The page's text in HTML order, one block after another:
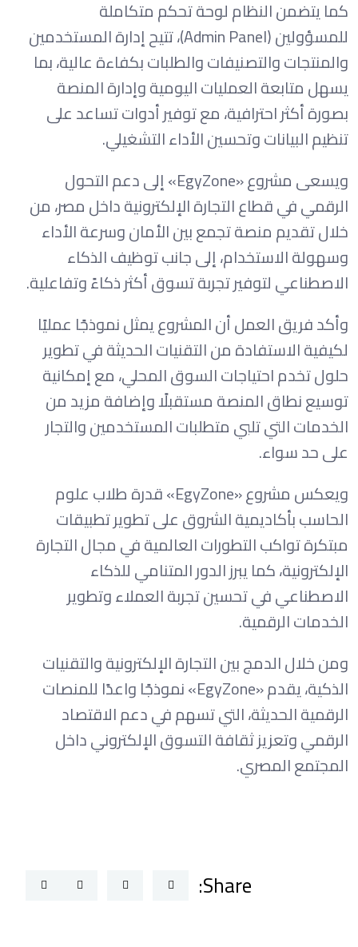
كما يتضمن النظام لوحة تحكم متكاملة
للمسؤولين (Admin Panel)، تتيح إدارة المستخدمين
والمنتجات والتصنيفات والطلبات بكفاءة عالية، بما
يسهل متابعة العمليات اليومية وإدارة المنصة
بصورة أكثر احترافية، مع توفير أدوات تساعد على
تنظيم البيانات وتحسين الأداء التشغيلي.
ويسعى مشروع «EgyZone» إلى دعم التحول
الرقمي في قطاع التجارة الإلكترونية داخل مصر، من
خلال تقديم منصة تجمع بين الأمان وسرعة الأداء
وسهولة الاستخدام، إلى جانب توظيف الذكاء
الاصطناعي لتوفير تجربة تسوق أكثر ذكاءً وتفاعلية.
وأكد فريق العمل أن المشروع يمثل نموذجًا عمليًا
لكيفية الاستفادة من التقنيات الحديثة في تطوير
حلول تخدم احتياجات السوق المحلي، مع إمكانية
توسيع نطاق المنصة مستقبلًا وإضافة مزيد من
الخدمات التي تلبي متطلبات المستخدمين والتجار
على حد سواء.
ويعكس مشروع «EgyZone» قدرة طلاب علوم
الحاسب بأكاديمية الشروق على تطوير تطبيقات
مبتكرة تواكب التطورات العالمية في مجال التجارة
الإلكترونية، كما يبرز الدور المتنامي للذكاء
الاصطناعي في تحسين تجربة العملاء وتطوير
الخدمات الرقمية.
ومن خلال الدمج بين التجارة الإلكترونية والتقنيات
الذكية، يقدم «EgyZone» نموذجًا واعدًا للمنصات
الرقمية الحديثة، التي تسهم في دعم الاقتصاد
الرقمي وتعزيز ثقافة التسوق الإلكتروني داخل
المجتمع المصري.
Share: